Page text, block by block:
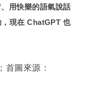
用快樂的語氣說話
現在 ChatGPT 也
首圖來源：